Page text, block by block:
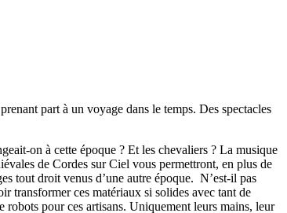
part à un voyage dans le temps. Des spectacles
on à cette époque ? Et les chevaliers ? La musique
de Cordes sur Ciel vous permettront, en plus de
tout droit venus d’une autre époque. N’est-il pas
transformer ces matériaux si solides avec tant de
pour ces artisans. Uniquement leurs mains, leur